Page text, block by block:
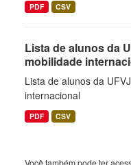
PDF CSV
Lista de alunos da
mobilidade
Lista de alunos da
internacional
PDF CSV
Você também pode ter